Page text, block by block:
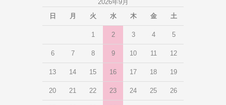
2026年9月
日
月 火 水 木 金 土
1 2 3 4 5
6 7 8 9 10 11 12
13 14 15 16 17 18 19
20 21 22 23 24 25 26